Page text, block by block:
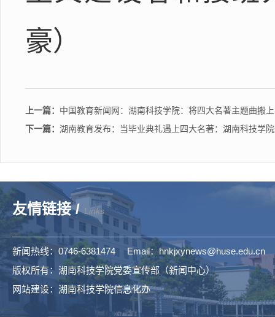
豪）
上一篇： 中国教育新闻网：湖南科技学院：将四大名著主题曲搬
下一篇： 湖南教育发布：当毕业典礼遇上四大名著：湖南科技学
友情链接 /Links
新闻热线：0746-6381474 Email：hnkjxynews@huse.edu.cn
版权所有：湖南科技学院党委宣传部（新闻中心）
网站建设：湖南科技学院信息化办